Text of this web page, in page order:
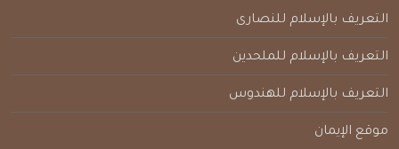
التعريف بالإسلام للنصارى
التعريف بالإسلام للملحدين
التعريف بالإسلام للهندوس
موقع الإيمان